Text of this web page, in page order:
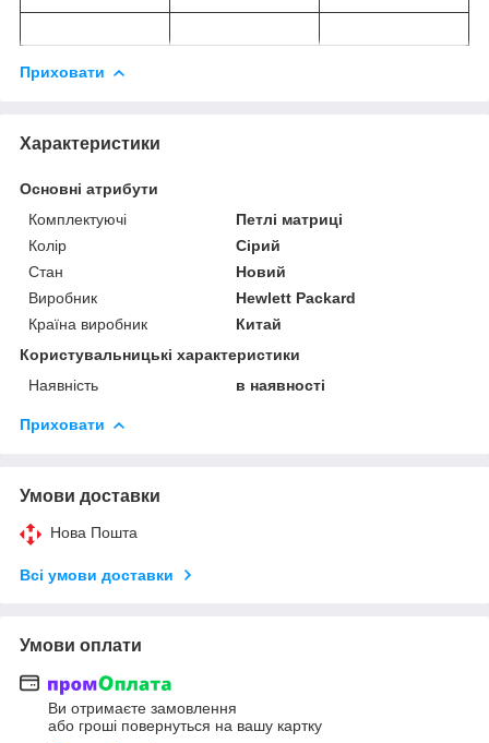
Приховати
Характеристики
Основні атрибути
Комплектуючі
Петлі матриці
Колір
Сірий
Стан
Новий
Виробник
Hewlett Packard
Країна виробник
Китай
Користувальницькі характеристики
Наявність
в наявності
Приховати
Умови доставки
Нова Пошта
Всі умови доставки
Умови оплати
Ви отримаєте замовлення
або гроші повернуться на вашу картку